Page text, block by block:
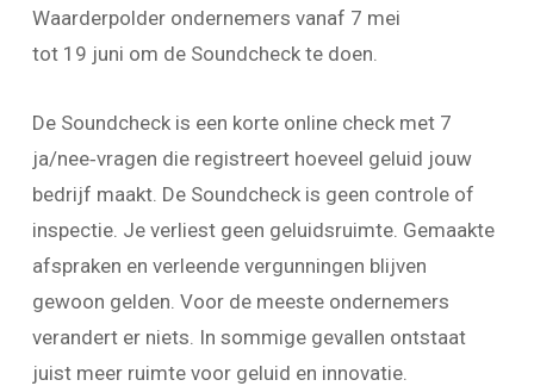
Waarderpolder ondernemers vanaf 7 mei
tot 19 juni om de Soundcheck te doen.
De Soundcheck is een korte online check met 7
ja/nee‑vragen die registreert hoeveel geluid jouw
bedrijf maakt. De Soundcheck is geen controle of
inspectie. Je verliest geen geluidsruimte. Gemaakte
afspraken en verleende vergunningen blijven
gewoon gelden. Voor de meeste ondernemers
verandert er niets. In sommige gevallen ontstaat
juist meer ruimte voor geluid en innovatie.